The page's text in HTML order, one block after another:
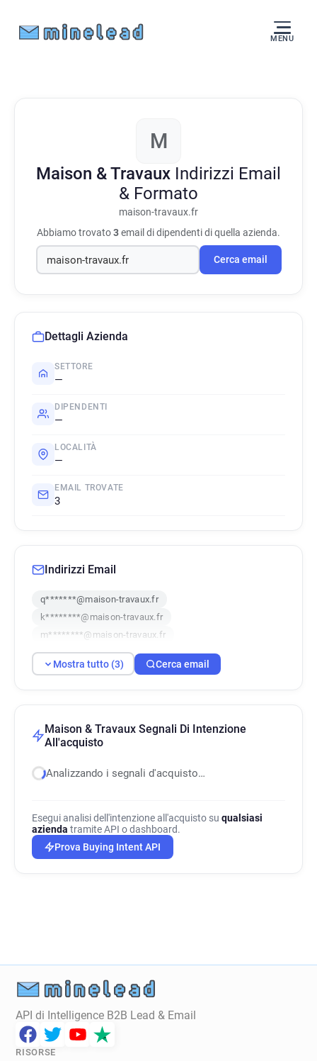
MENU
M
Maison & Travaux Indirizzi Email
& Formato
maison-travaux.fr
Abbiamo trovato3email di dipendenti di quella azienda.
Cerca email
Dettagli Azienda
SETTORE
—
DIPENDENTI
—
LOCALITÀ
—
EMAIL TROVATE
3
Indirizzi Email
q*******@maison-travaux.fr
k********@maison-travaux.fr
m********@maison-travaux.fr
Mostra tutto (3) Cerca email
Maison & Travaux Segnali Di Intenzione
All'acquisto
Analizzando i segnali d'acquisto…
Esegui analisi dell'intenzione all'acquisto su qualsiasi
azienda tramite API o dashboard.
Prova Buying Intent API
API di Intelligence B2B Lead & Email
RISORSE